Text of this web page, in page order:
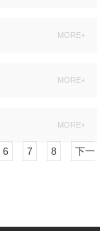
MORE+
MORE+
MORE+
6 7 8
下一